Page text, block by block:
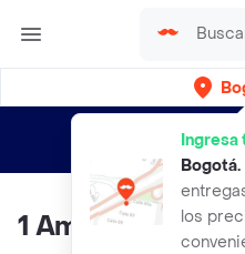
Ingresa
Bogotá.
los
envíos gratis
1 Ampolla Alpha